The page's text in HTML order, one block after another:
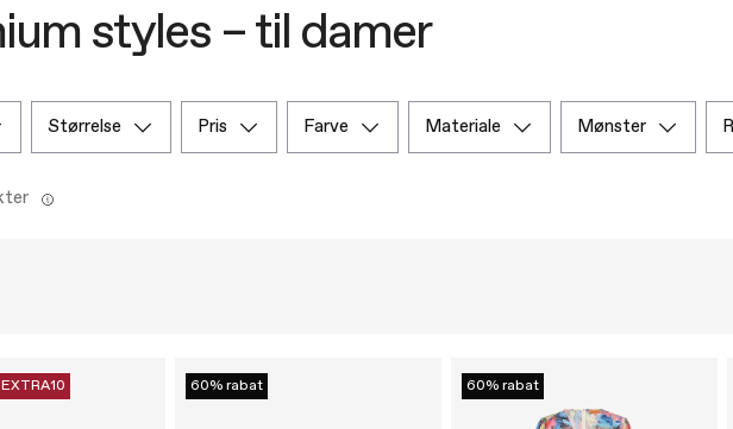
styles – til damer
størrelse pris farve materiale mønster
EXTRA10 60% rabat 60% rabat